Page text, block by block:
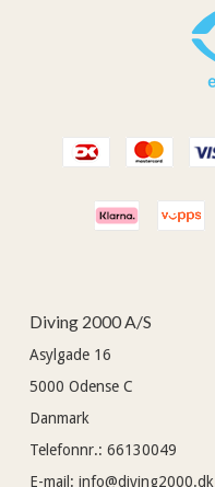
Diving 2000 A/S
Asylgade 16
5000 Odense C
Danmark
Telefonnr.: 66130049
E-mail : info@diving2000.dk